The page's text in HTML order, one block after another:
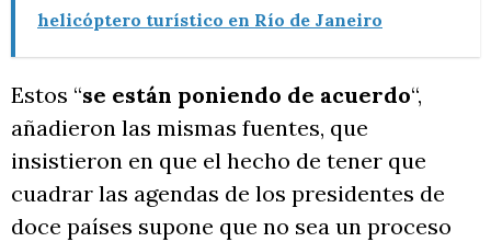
helicóptero turístico en Río de Janeiro
Estos “se están poniendo de acuerdo“,
añadieron las mismas fuentes, que
insistieron en que el hecho de tener que
cuadrar las agendas de los presidentes de
doce países supone que no sea un proceso